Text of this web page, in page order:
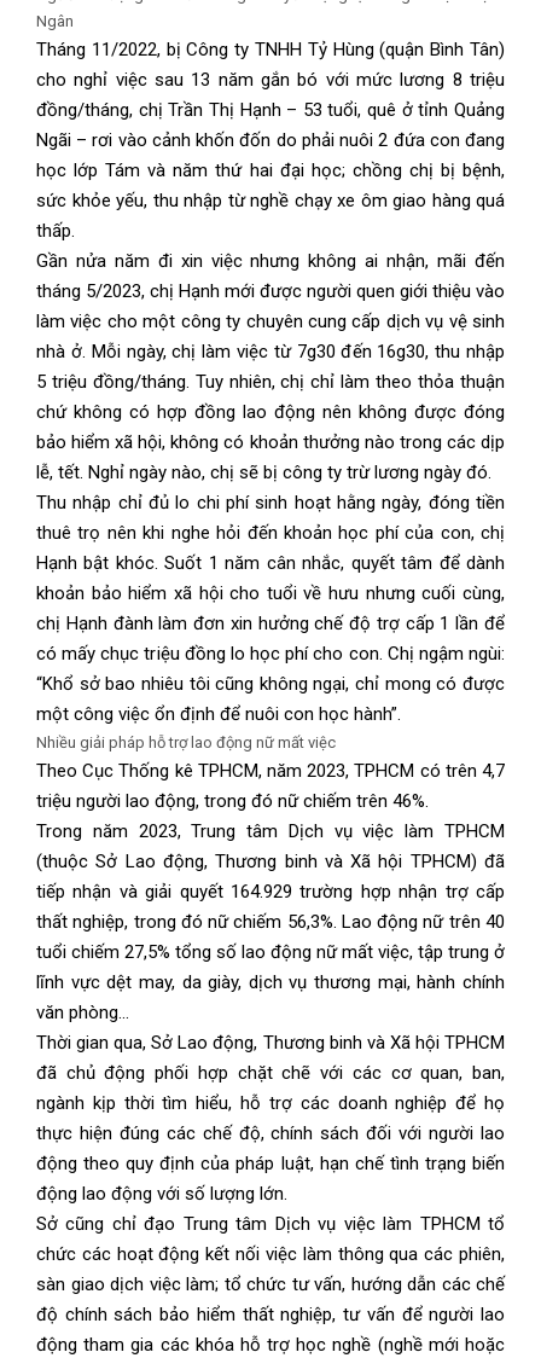
Ngân
Tháng 11/2022, bị Công ty TNHH Tỷ Hùng (quận Bình Tân)
cho nghỉ việc sau 13 năm gắn bó với mức lương 8 triệu
đồng/tháng, chị Trần Thị Hạnh – 53 tuổi, quê ở tỉnh Quảng
Ngãi – rơi vào cảnh khốn đốn do phải nuôi 2 đứa con đang
học lớp Tám và năm thứ hai đại học; chồng chị bị bệnh,
sức khỏe yếu, thu nhập từ nghề chạy xe ôm giao hàng quá
thấp.
Gần nửa năm đi xin việc nhưng không ai nhận, mãi đến
tháng 5/2023, chị Hạnh mới được người quen giới thiệu vào
làm việc cho một công ty chuyên cung cấp dịch vụ vệ sinh
nhà ở. Mỗi ngày, chị làm việc từ 7g30 đến 16g30, thu nhập
5 triệu đồng/tháng. Tuy nhiên, chị chỉ làm theo thỏa thuận
chứ không có hợp đồng lao động nên không được đóng
bảo hiểm xã hội, không có khoản thưởng nào trong các dịp
lễ, tết. Nghỉ ngày nào, chị sẽ bị công ty trừ lương ngày đó.
Thu nhập chỉ đủ lo chi phí sinh hoạt hằng ngày, đóng tiền
thuê trọ nên khi nghe hỏi đến khoản học phí của con, chị
Hạnh bật khóc. Suốt 1 năm cân nhắc, quyết tâm để dành
khoản bảo hiểm xã hội cho tuổi về hưu nhưng cuối cùng,
chị Hạnh đành làm đơn xin hưởng chế độ trợ cấp 1 lần để
có mấy chục triệu đồng lo học phí cho con. Chị ngậm ngùi:
“Khổ sở bao nhiêu tôi cũng không ngại, chỉ mong có được
một công việc ổn định để nuôi con học hành”.
Nhiều giải pháp hỗ trợ lao động nữ mất việc
Theo Cục Thống kê TPHCM, năm 2023, TPHCM có trên 4,7
triệu người lao động, trong đó nữ chiếm trên 46%.
Trong năm 2023, Trung tâm Dịch vụ việc làm TPHCM
(thuộc Sở Lao động, Thương binh và Xã hội TPHCM) đã
tiếp nhận và giải quyết 164.929 trường hợp nhận trợ cấp
thất nghiệp, trong đó nữ chiếm 56,3%. Lao động nữ trên 40
tuổi chiếm 27,5% tổng số lao động nữ mất việc, tập trung ở
lĩnh vực dệt may, da giày, dịch vụ thương mại, hành chính
văn phòng…
Thời gian qua, Sở Lao động, Thương binh và Xã hội TPHCM
đã chủ động phối hợp chặt chẽ với các cơ quan, ban,
ngành kịp thời tìm hiểu, hỗ trợ các doanh nghiệp để họ
thực hiện đúng các chế độ, chính sách đối với người lao
động theo quy định của pháp luật, hạn chế tình trạng biến
động lao động với số lượng lớn.
Sở cũng chỉ đạo Trung tâm Dịch vụ việc làm TPHCM tổ
chức các hoạt động kết nối việc làm thông qua các phiên,
sàn giao dịch việc làm; tổ chức tư vấn, hướng dẫn các chế
độ chính sách bảo hiểm thất nghiệp, tư vấn để người lao
động tham gia các khóa hỗ trợ học nghề (nghề mới hoặc